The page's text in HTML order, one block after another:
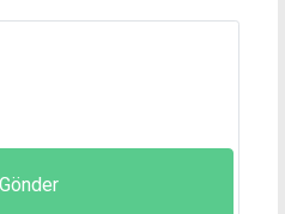
Gönder